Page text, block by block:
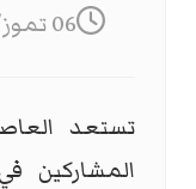
06 تموز/يوليو 2026
تستعد
المشاركين